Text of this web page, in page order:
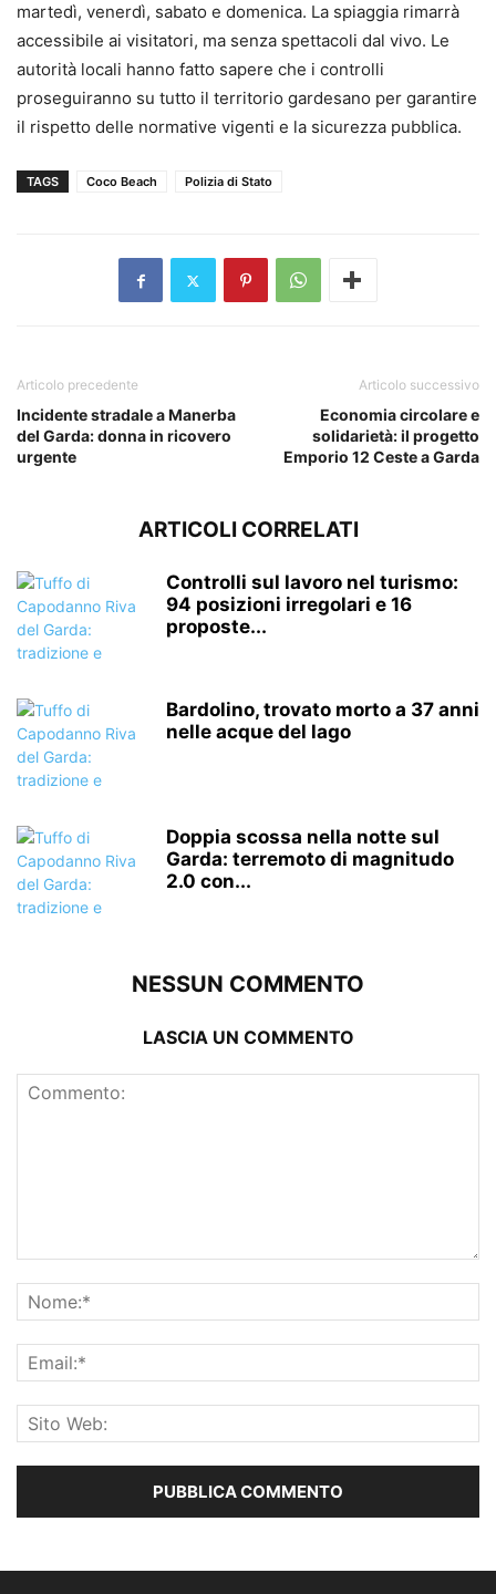
martedì, venerdì, sabato e domenica. La spiaggia rimarrà
accessibile ai visitatori, ma senza spettacoli dal vivo. Le
autorità locali hanno fatto sapere che i controlli
proseguiranno su tutto il territorio gardesano per garantire
il rispetto delle normative vigenti e la sicurezza pubblica.
TAGS Coco Beach Polizia di Stato
Articolo precedente
Incidente stradale a Manerba
del Garda: donna in ricovero
urgente
Articolo successivo
Economia circolare e
solidarietà: il progetto
Emporio 12 Ceste a Garda
ARTICOLI CORRELATI
Controlli sul lavoro nel turismo:
94 posizioni irregolari e 16
proposte...
Bardolino, trovato morto a 37 anni
nelle acque del lago
Doppia scossa nella notte sul
Garda: terremoto di magnitudo
2.0 con...
NESSUN COMMENTO
LASCIA UN COMMENTO